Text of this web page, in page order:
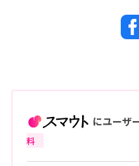
にユーザ
料